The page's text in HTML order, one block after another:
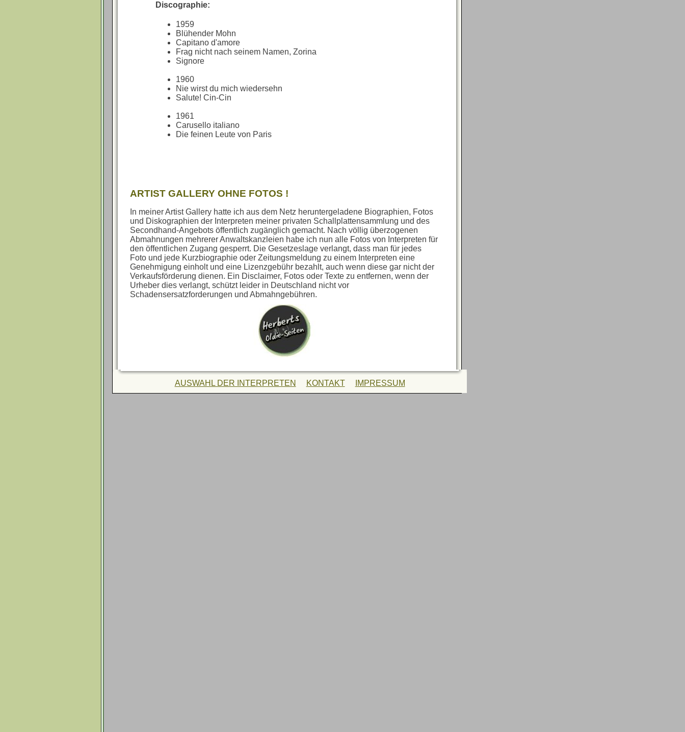
Discographie:
1959
Blühender Mohn
Capitano d'amore
Frag nicht nach seinem Namen, Zorina
Signore
1960
Nie wirst du mich wiedersehn
Salute! Cin-Cin
1961
Carusello italiano
Die feinen Leute von Paris
ARTIST GALLERY OHNE FOTOS !
In meiner Artist Gallery hatte ich aus dem Netz heruntergeladene Biographien, Fotos
und Diskographien der Interpreten meiner privaten Schallplattensammlung und des
Secondhand-Angebots öffentlich zugänglich gemacht. Nach völlig überzogenen
Abmahnungen mehrerer Anwaltskanzleien habe ich nun alle Fotos von Interpreten für
den öffentlichen Zugang gesperrt. Die Gesetzeslage verlangt, dass man für jedes
Foto und jede Kurzbiographie oder Zeitungsmeldung zu einem Interpreten eine
Genehmigung einholt und eine Lizenzgebühr bezahlt, auch wenn diese gar nicht der
Verkaufsförderung dienen. Ein Disclaimer, Fotos oder Texte zu entfernen, wenn der
Urheber dies verlangt, schützt leider in Deutschland nicht vor
Schadensersatzforderungen und Abmahngebühren.
AUSWAHL DER INTERPRETEN KONTAKT IMPRESSUM